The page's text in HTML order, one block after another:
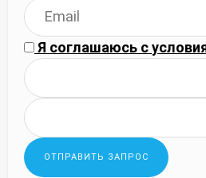
Я соглашаюсь с